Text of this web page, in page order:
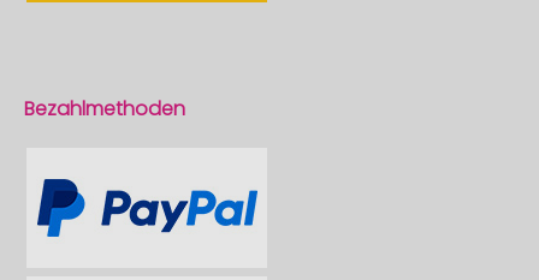
Bezahlmethoden